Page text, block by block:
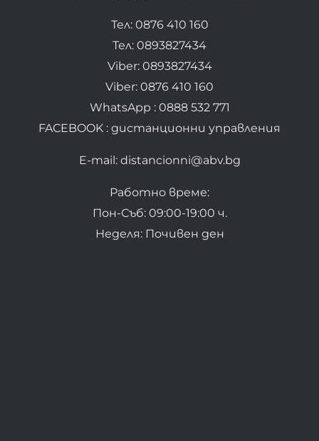
Тел: 0876 410 160
Тел: 0893827434
Viber: 0893827434
Viber: 0876 410 160
WhatsApp : 0888 532 771
FACEBOOK : дистанционни управления
E-mail: distancionni@abv.bg
Работно време:
Пон-Съб: 09:00-19:00 ч.
Неделя: Почивен ден